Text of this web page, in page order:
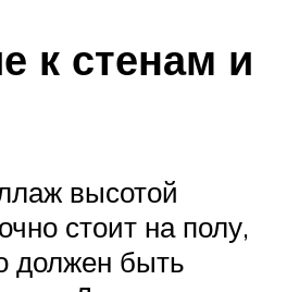
к стенам и
высотой
стоит на полу,
должен быть